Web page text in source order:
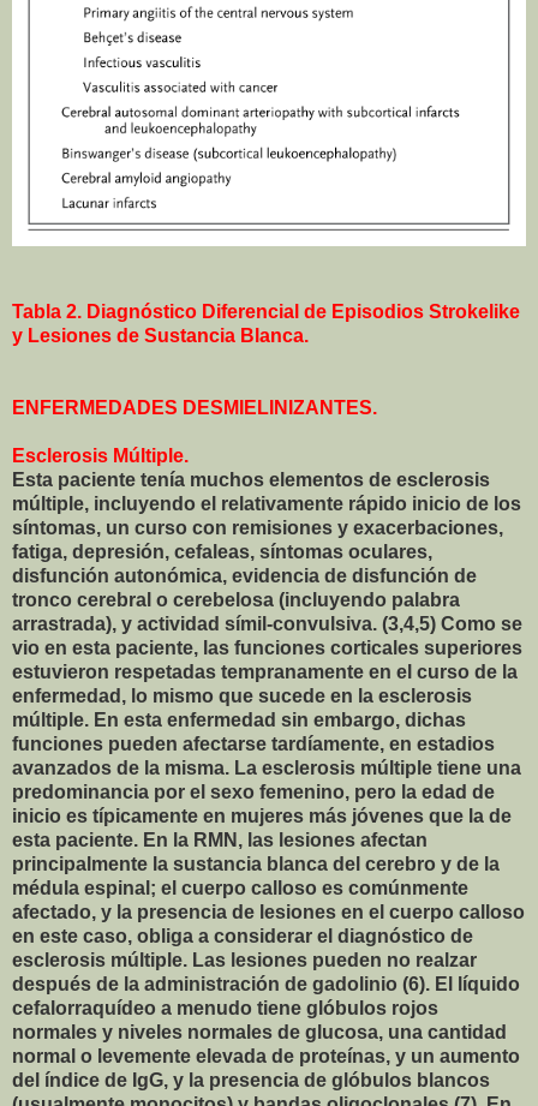
Tabla 2. Diagnóstico Diferencial de Episodios Strokelike
y Lesiones de Sustancia Blanca.
ENFERMEDADES DESMIELINIZANTES.
Esclerosis Múltiple.
Esta paciente tenía muchos elementos de esclerosis
múltiple, incluyendo el relativamente rápido inicio de los
síntomas, un curso con remisiones y exacerbaciones,
fatiga, depresión, cefaleas, síntomas oculares,
disfunción autonómica, evidencia de disfunción de
tronco cerebral o cerebelosa (incluyendo palabra
arrastrada), y actividad símil-convulsiva. (3,4,5) Como se
vio en esta paciente, las funciones corticales superiores
estuvieron respetadas tempranamente en el curso de la
enfermedad, lo mismo que sucede en la esclerosis
múltiple. En esta enfermedad sin embargo, dichas
funciones pueden afectarse tardíamente, en estadios
avanzados de la misma. La esclerosis múltiple tiene una
predominancia por el sexo femenino, pero la edad de
inicio es típicamente en mujeres más jóvenes que la de
esta paciente. En la RMN, las lesiones afectan
principalmente la sustancia blanca del cerebro y de la
médula espinal; el cuerpo calloso es comúnmente
afectado, y la presencia de lesiones en el cuerpo calloso
en este caso, obliga a considerar el diagnóstico de
esclerosis múltiple. Las lesiones pueden no realzar
después de la administración de gadolinio (6). El líquido
cefalorraquídeo a menudo tiene glóbulos rojos
normales y niveles normales de glucosa, una cantidad
normal o levemente elevada de proteínas, y un aumento
del índice de IgG, y la presencia de glóbulos blancos